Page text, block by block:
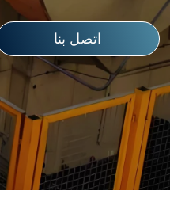
اتصل بنا